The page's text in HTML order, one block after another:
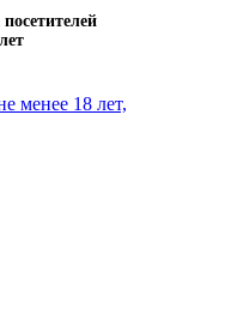
менее 18 лет,